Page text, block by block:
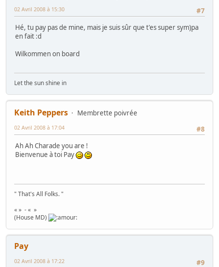
#7
02 Avril 2008 à 15:30
Hé, tu pay pas de mine, mais je suis sûr que t'es super sym)pa
en fait :d
Wilkommen on board
Let the sun shine in
Keith Peppers
Membrette poivrée
#8
02 Avril 2008 à 17:04
Ah Ah Charade you are !
Bienvenue à toi Pay
" That's All Folks. "
« » - « »
(House MD)
Pay
#9
02 Avril 2008 à 17:22